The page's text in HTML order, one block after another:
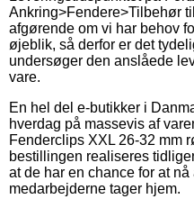
Ankring>Fendere>Tilbehør
afgørende om vi har behov
øjeblik, så derfor er det
undersøger den anslåede
vare.
En hel del e-butikker i
hverdag på massevis af
Fenderclips XXL 26-32 mm
bestillingen realiseres
at de har en chance for at
medarbejderne tager hjem.